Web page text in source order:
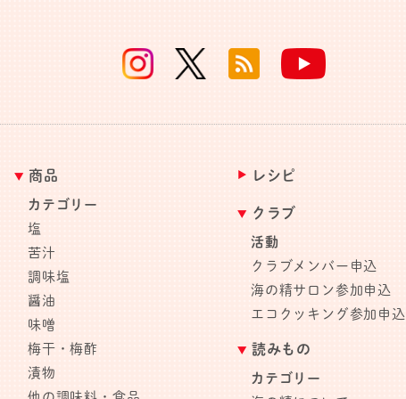
商品
カテゴリー
塩
苦汁
調味塩
醤油
味噌
梅干・梅酢
漬物
レシピ
クラブ
活動
クラブメンバー申込
海の精サロン参加申込
エコクッキング参加申込
読みもの
カテゴリー